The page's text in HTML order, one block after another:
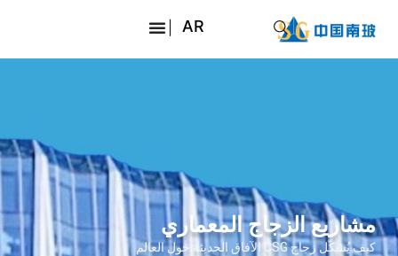
AR
EN
مشاريع الزجاج المعماري
كيف يُشكّل زجاج CSG الآفاق الحديثة حول العالم